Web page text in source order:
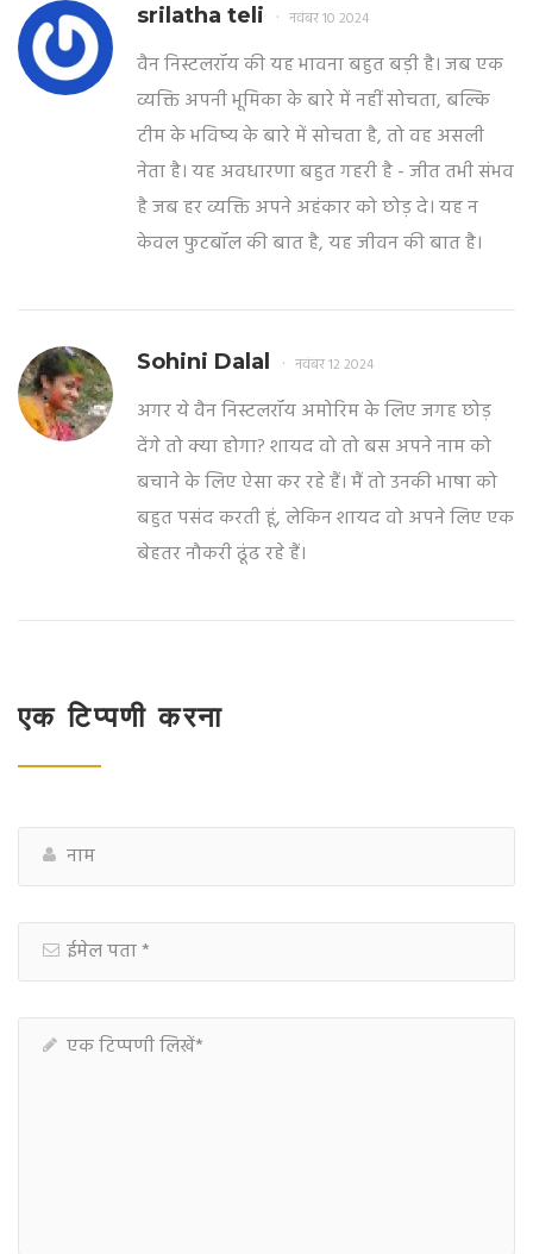
srilatha teli नवंबर 10 2024
वैन निस्टलरॉय की यह भावना बहुत बड़ी है। जब एक
व्यक्ति अपनी भूमिका के बारे में नहीं सोचता, बल्कि
टीम के भविष्य के बारे में सोचता है, तो वह असली
नेता है। यह अवधारणा बहुत गहरी है - जीत तभी संभव
है जब हर व्यक्ति अपने अहंकार को छोड़ दे। यह न
केवल फुटबॉल की बात है, यह जीवन की बात है।
Sohini Dalal नवंबर 12 2024
अगर ये वैन निस्टलरॉय अमोरिम के लिए जगह छोड़
देंगे तो क्या होगा? शायद वो तो बस अपने नाम को
बचाने के लिए ऐसा कर रहे हैं। मैं तो उनकी भाषा को
बहुत पसंद करती हूं, लेकिन शायद वो अपने लिए एक
बेहतर नौकरी ढूंढ रहे हैं।
एक टिप्पणी करना